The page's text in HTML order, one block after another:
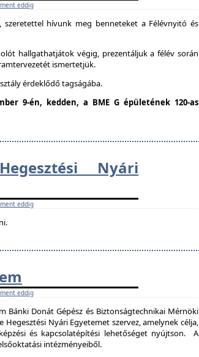
eddig
szeretettel hívunk meg benneteket a Félévnyitó és
hallgathatjátok végig, prezentáljuk a félév során
ismertetjük.
érdeklődő tagságába.
9-én, kedden, a BME G épületének 120-as
Nyári
eddig
eddig
Bánki Donát Gépész és Biztonságtechnikai Mérnöki
Nyári Egyetemet szervez, amelynek célja,
és kapcsolatépítési lehetőséget nyújtson. A
intézményeiből.